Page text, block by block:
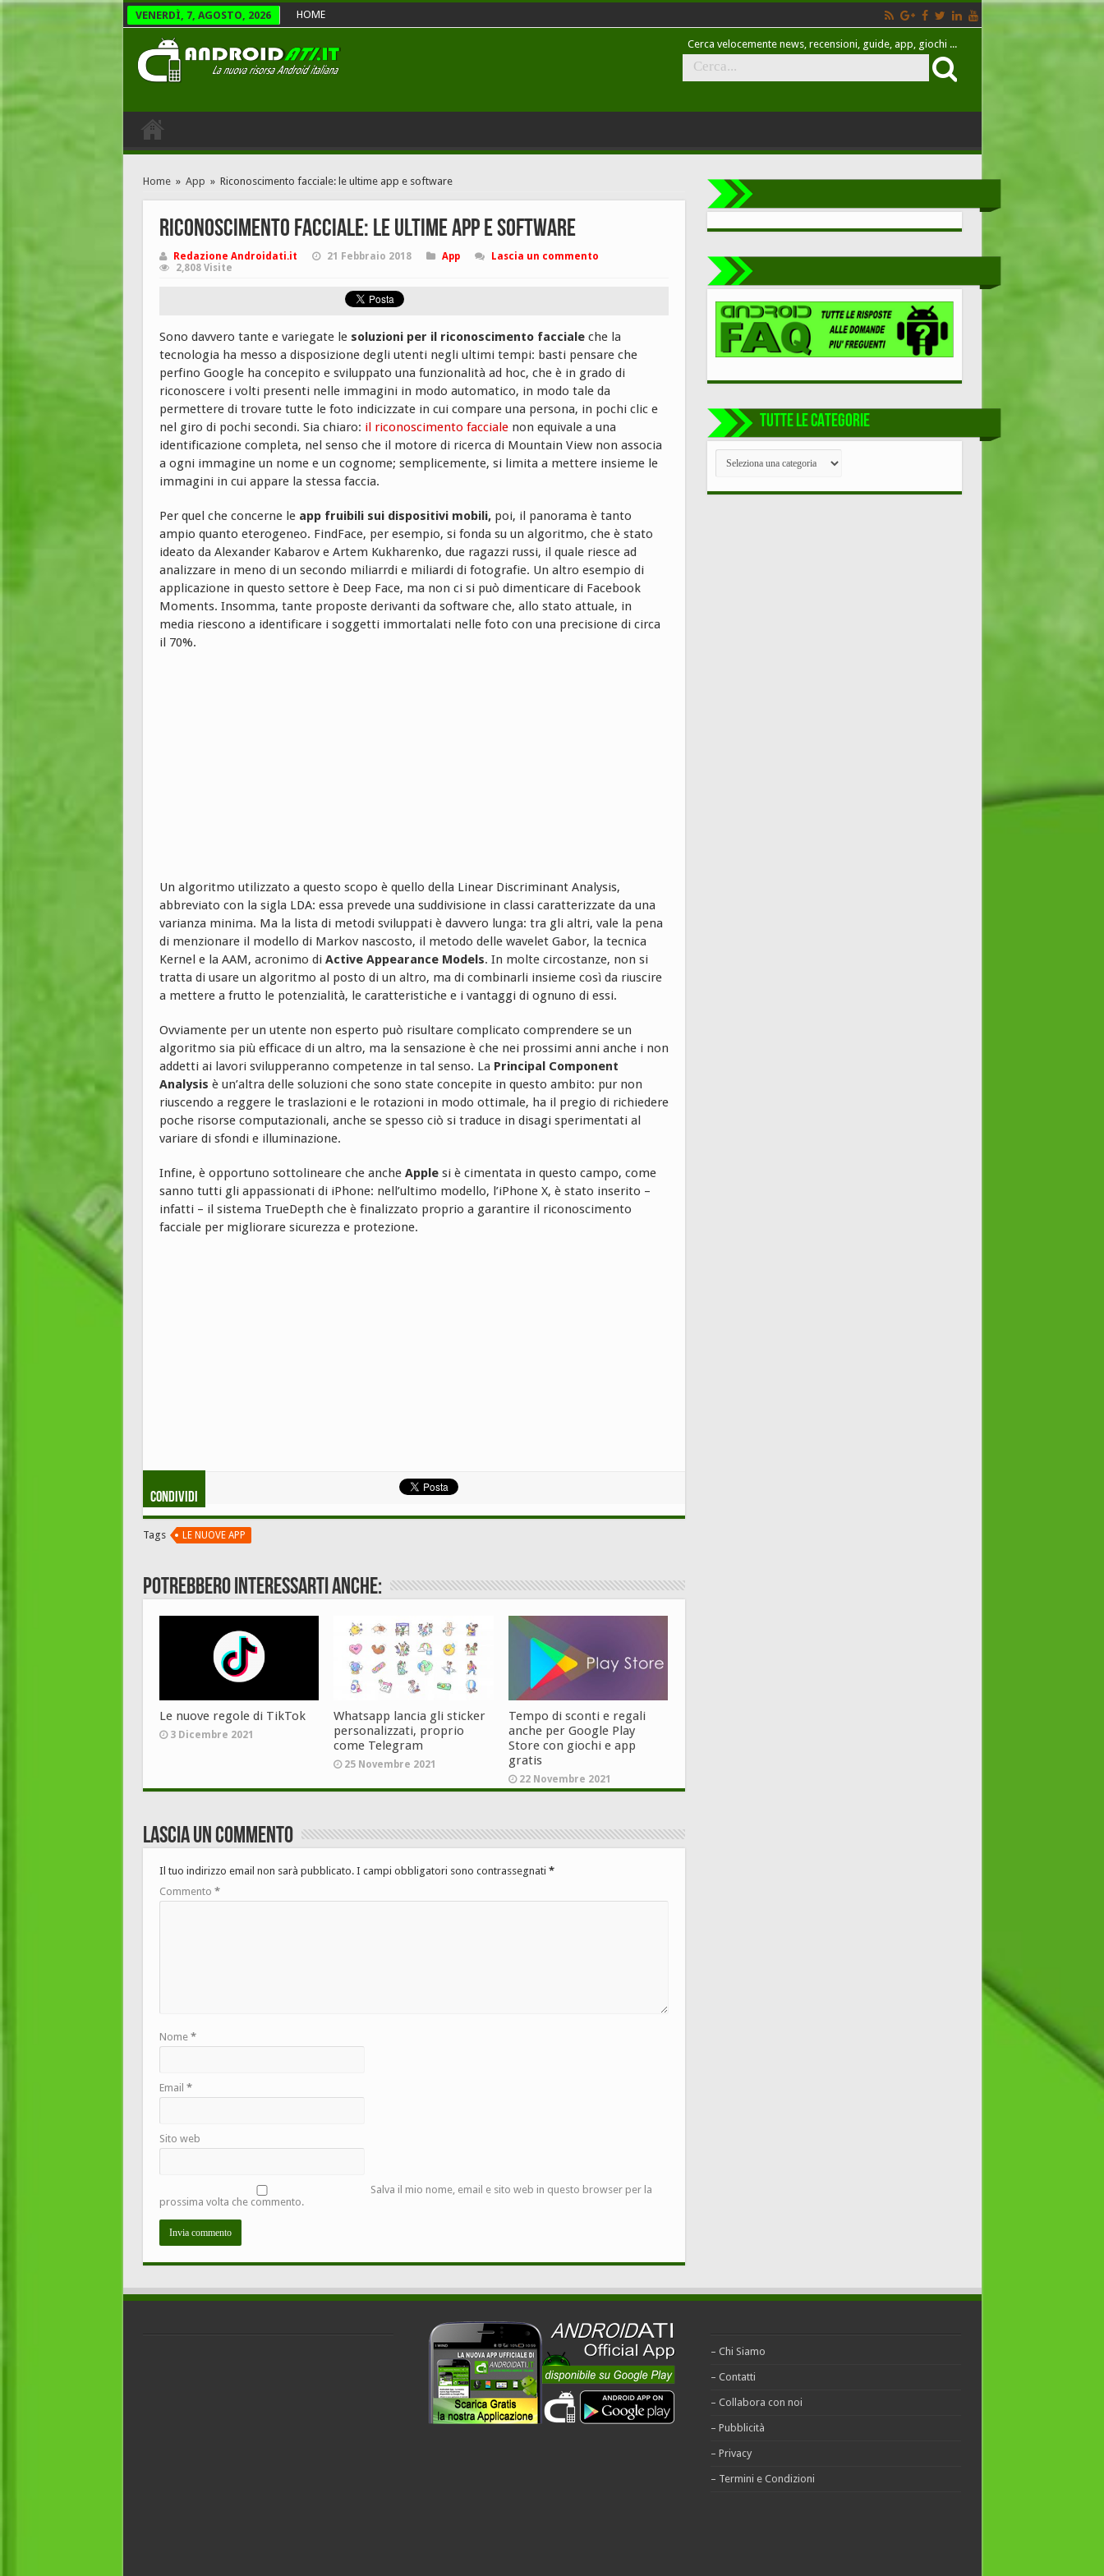
VENERDÌ, 7, AGOSTO, 2026 HOME
Cerca velocemente news, recensioni, guide, app, giochi ...
Home » App » Riconoscimento facciale: le ultime app e software
Riconoscimento facciale: le ultime app e software
Redazione Androidati.it 21 Febbraio 2018 App
Lascia un commento
2,808 Visite
Sono davvero tante e variegate le soluzioni per il riconoscimento facciale che la
tecnologia ha messo a disposizione degli utenti negli ultimi tempi: basti pensare che
perfino Google ha concepito e sviluppato una funzionalità ad hoc, che è in grado di
riconoscere i volti presenti nelle immagini in modo automatico, in modo tale da
permettere di trovare tutte le foto indicizzate in cui compare una persona, in pochi clic e
nel giro di pochi secondi. Sia chiaro: il riconoscimento faccialenon equivale a una
identificazione completa, nel senso che il motore di ricerca di Mountain View non associa
a ogni immagine un nome e un cognome; semplicemente, si limita a mettere insieme le
immagini in cui appare la stessa faccia.
Per quel che concerne leapp fruibili sui dispositivi mobili,poi, il panorama è tanto
ampio quanto eterogeneo. FindFace, per esempio, si fonda su un algoritmo, che è stato
ideato da Alexander Kabarov e Artem Kukharenko, due ragazzi russi, il quale riesce ad
analizzare in meno di un secondo miliarrdi e miliardi di fotografie. Un altro esempio di
applicazione in questo settore è Deep Face, ma non ci si può dimenticare di Facebook
Moments. Insomma, tante proposte derivanti da software che, allo stato attuale, in
media riescono a identificare i soggetti immortalati nelle foto con una precisione di circa
il 70%.
Un algoritmo utilizzato a questo scopo è quello della Linear Discriminant Analysis,
abbreviato con la sigla LDA: essa prevede una suddivisione in classi caratterizzate da una
varianza minima. Ma la lista di metodi sviluppati è davvero lunga: tra gli altri, vale la pena
di menzionare il modello di Markov nascosto, il metodo delle wavelet Gabor, la tecnica
Kernel e la AAM, acronimo di Active Appearance Models. In molte circostanze, non si
tratta di usare un algoritmo al posto di un altro, ma di combinarli insieme così da riuscire
a mettere a frutto le potenzialità, le caratteristiche e i vantaggi di ognuno di essi.
Ovviamente per un utente non esperto può risultare complicato comprendere se un
algoritmo sia più efficace di un altro, ma la sensazione è che nei prossimi anni anche i non
addetti ai lavori svilupperanno competenze in tal senso. La Principal Component
Analysis è un’altra delle soluzioni che sono state concepite in questo ambito: pur non
riuscendo a reggere le traslazioni e le rotazioni in modo ottimale, ha il pregio di richiedere
poche risorse computazionali, anche se spesso ciò si traduce in disagi sperimentati al
variare di sfondi e illuminazione.
Infine, è opportuno sottolineare che anche Applesi è cimentata in questo campo, come
sanno tutti gli appassionati di iPhone: nell’ultimo modello, l’iPhone X, è stato inserito –
infatti – il sistema TrueDepth che è finalizzato proprio a garantire il riconoscimento
facciale per migliorare sicurezza e protezione.
Condividi
Tags LE NUOVE APP
Potrebbero interessarti anche:
Le nuove regole di TikTok
3 Dicembre 2021
Whatsapp lancia gli sticker
personalizzati, proprio
come Telegram
25 Novembre 2021
Tempo di sconti e regali
anche per Google Play
Store con giochi e app
gratis
22 Novembre 2021
Lascia un commento
Il tuo indirizzo email non sarà pubblicato. I campi obbligatori sono contrassegnati *
Commento *
Nome *
Email *
Sito web
Salva il mio nome, email e sito web in questo browser per la
prossima volta che commento.
TUTTE LE CATEGORIE
TUTTE
CATEGORIE
– Chi Siamo
– Contatti
– Collabora con noi
– Pubblicità
– Privacy
– Termini e Condizioni